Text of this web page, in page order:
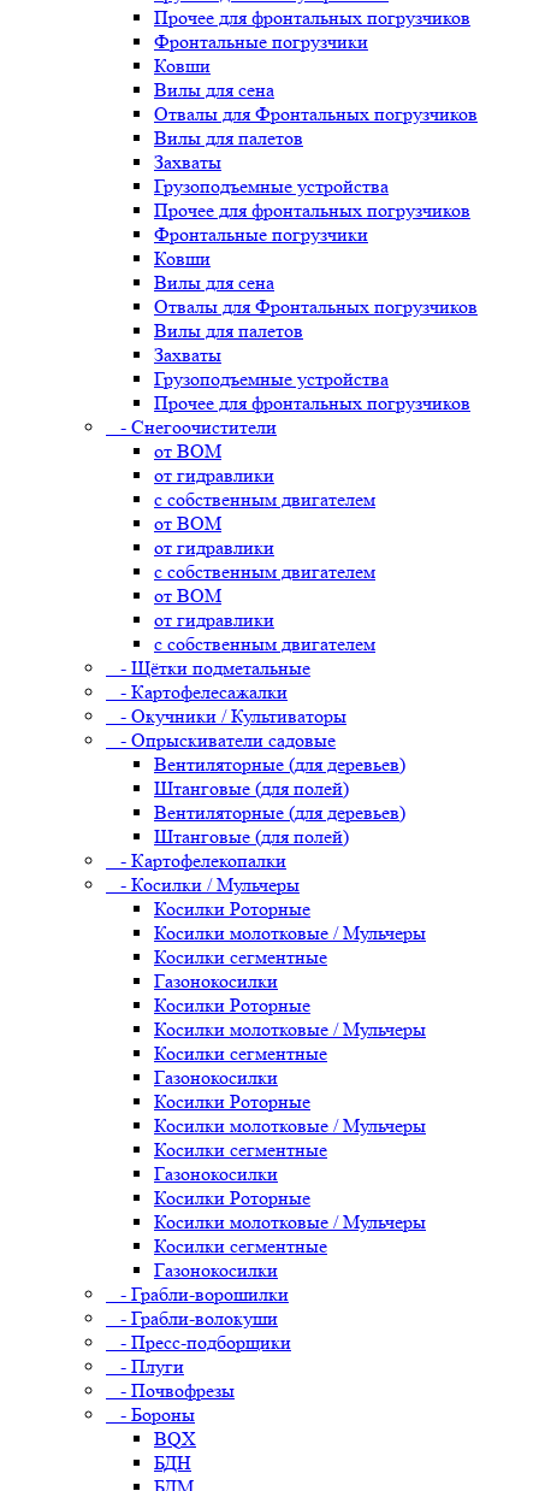
Прочее для фронтальных погрузчиков
Фронтальные погрузчики
Ковши
Вилы для сена
Отвалы для Фронтальных погрузчиков
Вилы для палетов
Захваты
Грузоподъемные устройства
Прочее для фронтальных погрузчиков
Фронтальные погрузчики
Ковши
Вилы для сена
Отвалы для Фронтальных погрузчиков
Вилы для палетов
Захваты
Грузоподъемные устройства
Прочее для фронтальных погрузчиков
- Снегоочистители
от ВОМ
от гидравлики
с собственным двигателем
от ВОМ
от гидравлики
с собственным двигателем
от ВОМ
от гидравлики
с собственным двигателем
- Щётки подметальные
- Картофелесажалки
- Окучники / Культиваторы
- Опрыскиватели садовые
Вентиляторные (для деревьев)
Штанговые (для полей)
Вентиляторные (для деревьев)
Штанговые (для полей)
- Картофелекопалки
- Косилки / Мульчеры
Косилки Роторные
Косилки молотковые / Мульчеры
Косилки сегментные
Газонокосилки
Косилки Роторные
Косилки молотковые / Мульчеры
Косилки сегментные
Газонокосилки
Косилки Роторные
Косилки молотковые / Мульчеры
Косилки сегментные
Газонокосилки
Косилки Роторные
Косилки молотковые / Мульчеры
Косилки сегментные
Газонокосилки
- Грабли-ворошилки
- Грабли-волокуши
- Пресс-подборщики
- Плуги
- Почвофрезы
- Бороны
BQX
БДН